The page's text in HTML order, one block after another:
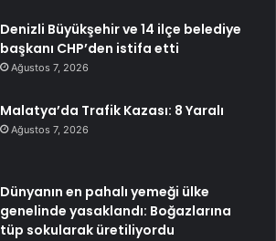
Denizli Büyükşehir ve 14 ilçe belediye
başkanı CHP’den istifa etti
Ağustos 7, 2026
Malatya’da Trafik Kazası: 8 Yaralı
Ağustos 7, 2026
Dünyanın en pahalı yemeği ülke
genelinde yasaklandı: Boğazlarına
tüp sokularak üretiliyordu